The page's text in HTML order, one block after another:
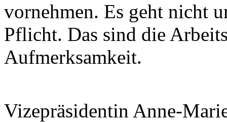
vornehmen. Es geht nicht
Pflicht. Das sind die
Aufmerksamkeit.
Vizepräsidentin Anne-